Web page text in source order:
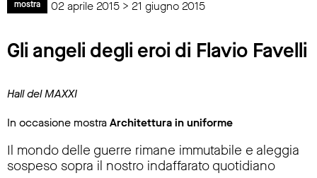
mostra 02 aprile 2015 > 21 giugno 2015
Gli angeli degli eroi di Flavio Favelli
Hall del MAXXI
In occasione mostraArchitettura in uniforme
Il mondo delle guerre rimane immutabile e aleggia
sospeso sopra il nostro indaffarato quotidiano